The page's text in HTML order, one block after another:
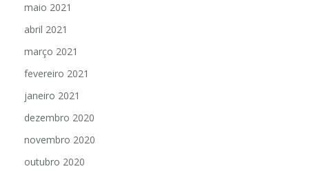
maio 2021
abril 2021
março 2021
fevereiro 2021
janeiro 2021
dezembro 2020
novembro 2020
outubro 2020